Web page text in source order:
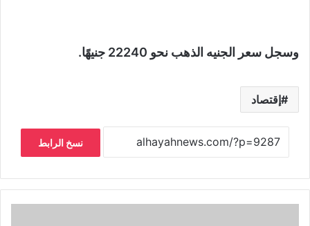
وسجل سعر الجنيه الذهب نحو 22240 جنيهًا.
إقتصاد
نسخ الرابط